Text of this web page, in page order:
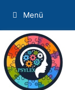
Inhalt
springen
Menü